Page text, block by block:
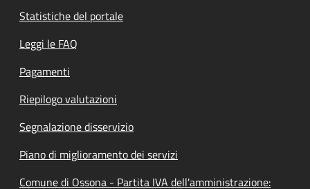
Statistiche del portale
Leggi le FAQ
Pagamenti
Riepilogo valutazioni
Segnalazione disservizio
Piano di miglioramento dei servizi
Comune di Ossona - Partita IVA dell'amministrazione: